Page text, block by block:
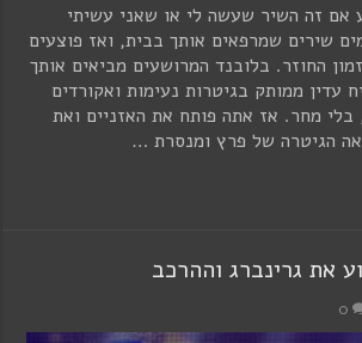
אם זה השיר שעשה לי או שאני עשיתי
שירים שמרפאים אותך בבית, ואז פוצעים
החוזר. בלובנד המרושעים מביאים אותך
עדין ממותק בגיטרות נעימות ואקורדים
מחר. אז אתה פותח את האזניים ואת
הגיטרה של פרץ ומנסרת …
את גרינברג וההרכב
0